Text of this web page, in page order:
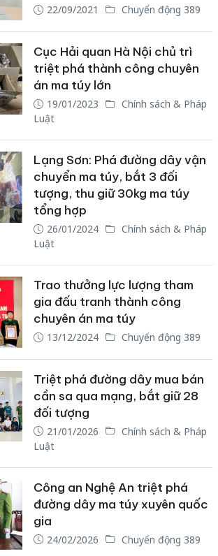
22/09/2021 Chuyển động 389
Cục Hải quan Hà Nội chủ trì
triệt phá thành công chuyên
án ma túy lớn
19/01/2023
Chính sách & Pháp
Luật
Lạng Sơn: Phá đường dây vận
chuyển ma túy, bắt 3 đối
tượng, thu giữ 30kg ma túy
tổng hợp
26/01/2024
Chính sách & Pháp
Luật
Trao thưởng lực lượng tham
gia đấu tranh thành công
chuyên án ma túy
13/12/2024 Chuyển động 389
Triệt phá đường dây mua bán
cần sa qua mạng, bắt giữ 28
đối tượng
21/01/2026
Chính sách & Pháp
Luật
Công an Nghệ An triệt phá
đường dây ma túy xuyên quốc
gia
24/02/2026 Chuyển động 389